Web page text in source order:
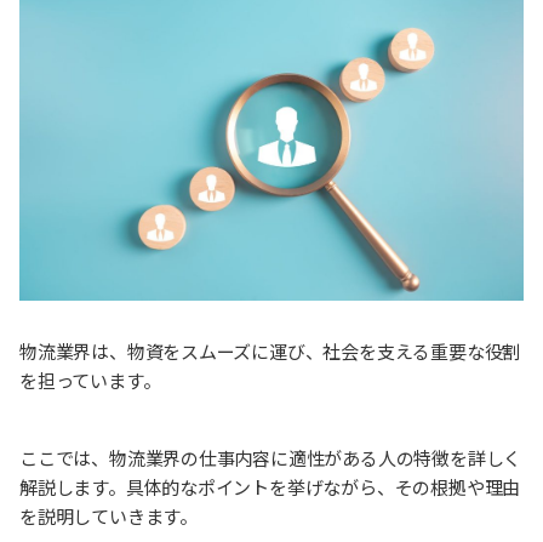
物流業界は、物資をスムーズに運び、社会を支える重要な役割
を担っています。
ここでは、物流業界の仕事内容に適性がある人の特徴を詳しく
解説します。具体的なポイントを挙げながら、その根拠や理由
を説明していきます。